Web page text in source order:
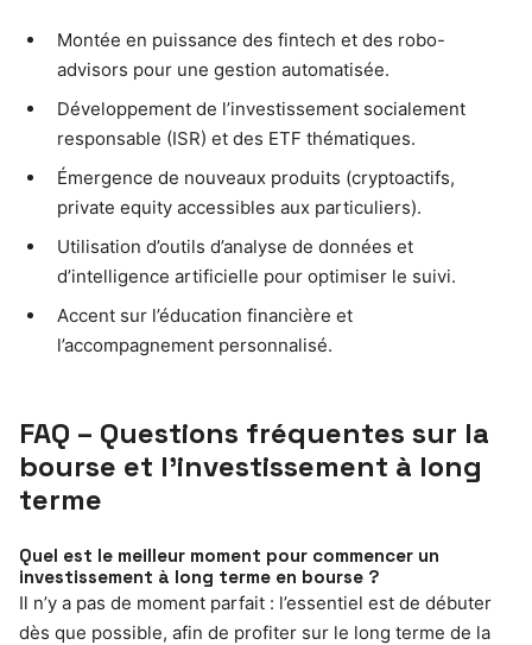
Montée en puissance des fintech et des robo-
advisors pour une gestion automatisée.
Développement de l’investissement socialement
responsable (ISR) et des ETF thématiques.
Émergence de nouveaux produits (cryptoactifs,
private equity accessibles aux particuliers).
Utilisation d’outils d’analyse de données et
d’intelligence artificielle pour optimiser le suivi.
Accent sur l’éducation financière et
l’accompagnement personnalisé.
FAQ – Questions fréquentes sur la
bourse et l’investissement à long
terme
Quel est le meilleur moment pour commencer un
investissement à long terme en bourse ?
Il n’y a pas de moment parfait : l’essentiel est de débuter
dès que possible, afin de profiter sur le long terme de la